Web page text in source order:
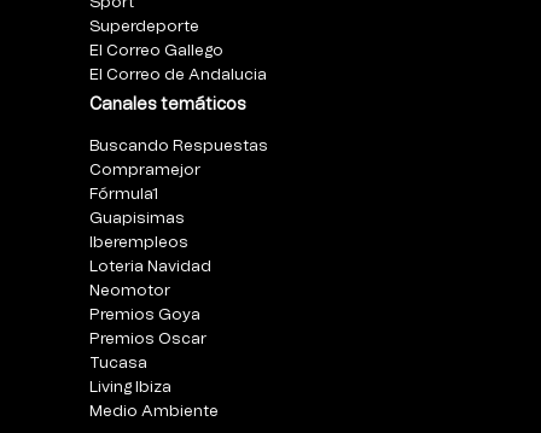
Superdeporte
El Correo Gallego
El Correo de Andalucia
Canales temáticos
Buscando Respuestas
Compramejor
Fórmula1
Guapisimas
Iberempleos
Loteria Navidad
Neomotor
Premios Goya
Premios Oscar
Tucasa
Living Ibiza
Medio Ambiente